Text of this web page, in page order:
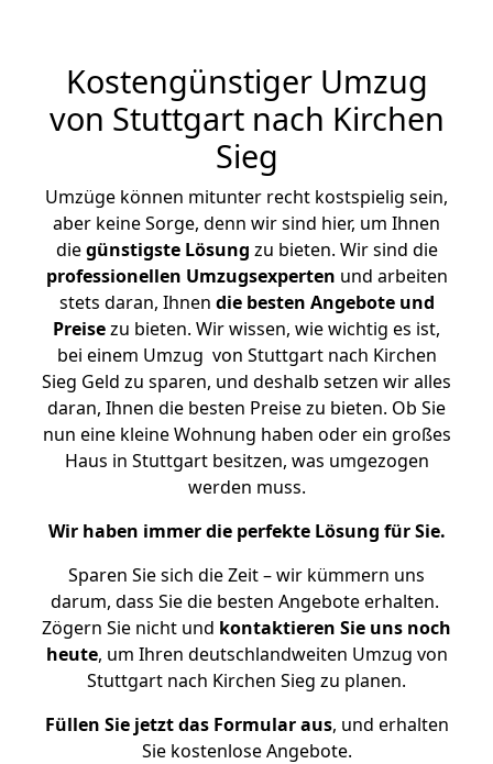
Kostengünstiger Umzug
von Stuttgart nach Kirchen
Sieg
Umzüge können mitunter recht kostspielig sein,
aber keine Sorge, denn wir sind hier, um Ihnen
diegünstigste Lösung zu bieten. Wir sind die
professionellen Umzugsexperten und arbeiten
stets daran, Ihnen die besten Angebote und
Preisezu bieten. Wir wissen, wie wichtig es ist,
bei einem Umzug von Stuttgart nach Kirchen
Sieg Geld zu sparen, und deshalb setzen wir alles
daran, Ihnen die besten Preise zu bieten. Ob Sie
nun eine kleine Wohnung haben oder ein großes
Haus in Stuttgart besitzen, was umgezogen
werden muss.
Wir haben immer die perfekte Lösung für Sie.
Sparen Sie sich die Zeit – wir kümmern uns
darum, dass Sie die besten Angebote erhalten.
Zögern Sie nicht und kontaktieren Sie uns noch
heute, um Ihren deutschlandweiten Umzug von
Stuttgart nach Kirchen Sieg zu planen.
Füllen Sie jetzt das Formular aus, und erhalten
Sie kostenlose Angebote.